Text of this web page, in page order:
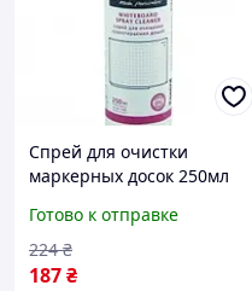
Спрей для очистки
маркерных досок 250мл
Готово к отправке
187₴
224 ₴